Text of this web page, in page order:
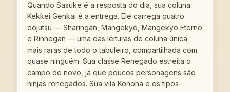
Quando Sasuke é a resposta do dia, sua coluna
Kekkei Genkai é a entrega. Ele carrega quatro
dōjutsu — Sharingan, Mangekyō, Mangekyō Eterno
e Rinnegan — uma das leituras de coluna única
mais raras de todo o tabuleiro, compartilhada com
quase ninguém. Sua classe Renegado estreita o
campo de novo, já que poucos personagens são
ninjas renegados. Sua vila Konoha e os tipos